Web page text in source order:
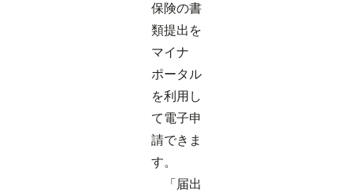
保険の書
類提出を
マイナ
ポータル
を利用し
て電子申
請できま
す。
「届出